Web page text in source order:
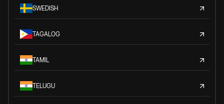
SWEDISH
TAGALOG
TAMIL
TELUGU